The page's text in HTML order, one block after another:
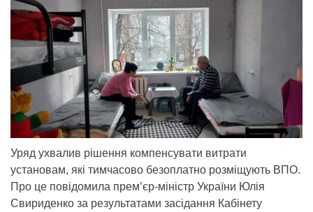
Уряд ухвалив рішення компенсувати витрати
установам, які тимчасово безоплатно розміщують ВПО.
Про це повідомила прем’єр-міністр України Юлія
Свириденко за результатами засідання Кабінету